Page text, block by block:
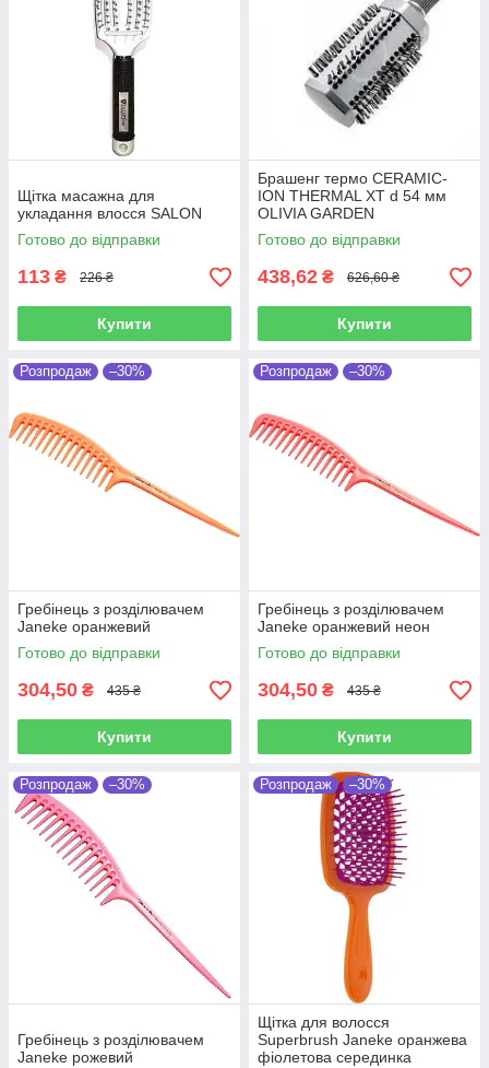
Щітка масажна для
укладання влосся SALON
Готово до відправки
113 ₴ 226 ₴
Купити
Брашенг термо CERAMIC-
ION THERMAL XT d 54 мм
OLIVIA GARDEN
Готово до відправки
438,62 ₴ 626,60 ₴
Купити
Розпродаж –30%
Гребінець з розділювачем
Janeke оранжевий
Готово до відправки
304,50 ₴ 435 ₴
Купити
Розпродаж –30%
Гребінець з розділювачем
Janeke оранжевий неон
Готово до відправки
304,50 ₴ 435 ₴
Купити
Розпродаж –30%
Гребінець з розділювачем
Janeke рожевий
Розпродаж –30%
Щітка для волосся
Superbrush Janeke оранжева
фіолетова серединка